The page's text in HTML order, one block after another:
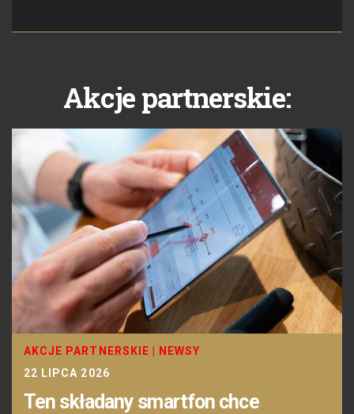
Akcje partnerskie:
AKCJE PARTNERSKIE
NEWSY
22 LIPCA 2026
Ten składany smartfon chce